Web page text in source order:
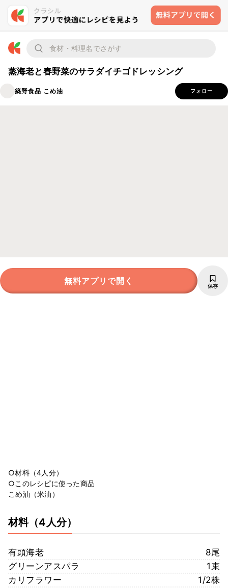
蒸海老と春野菜のサラダイチゴドレッシング
築野食品 こめ油 フォロー
無料アプリで開く 保存
○材料（4人分）
○このレシピに使った商品
こめ油（米油）
材料（4人分）
有頭海老
8尾
グリーンアスパラ
1束
カリフラワー
1/2株